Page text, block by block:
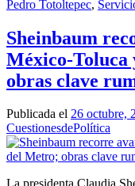
Pedro Totoltepec,
Sheinbaum
México-Toluca
obras clave
Publicada el 26 octubre,
CuestionesdePolítica